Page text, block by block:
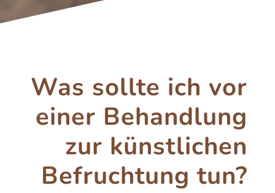
Was sollte ich vor
einer Behandlung
zur künstlichen
Befruchtung tun?